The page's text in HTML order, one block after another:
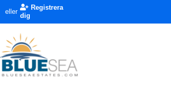
eller
Registrera
dig